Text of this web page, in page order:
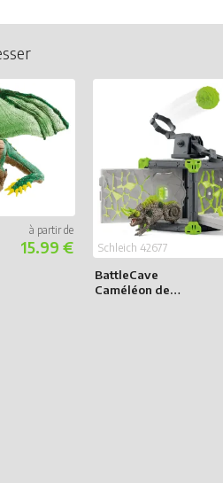
15.99 €
BattleCave
Caméléon de
Schleich 42677